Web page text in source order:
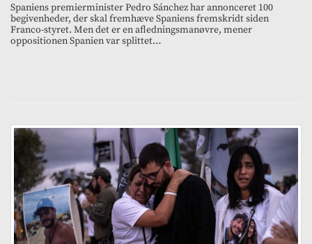
Spaniens premierminister Pedro Sánchez har annonceret 100
begivenheder, der skal fremhæve Spaniens fremskridt siden
Franco-styret. Men det er en afledningsmanøvre, mener
oppositionen Spanien var splittet…